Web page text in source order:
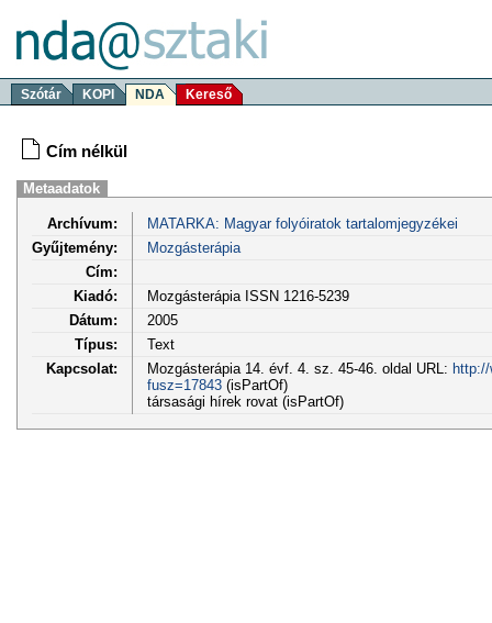
Szótár KOPI NDA Kereső
Cím nélkül
Metaadatok
Archívum:
MATARKA: Magyar folyóiratok tartalomjegyzékei
Gyűjtemény:
Mozgásterápia
Cím:
Kiadó:
Mozgásterápia ISSN 1216-5239
Dátum:
2005
Típus:
Text
Kapcsolat:
Mozgásterápia 14. évf. 4. sz. 45-46. oldal URL:
fusz=17843(isPartOf)
társasági hírek rovat (isPartOf)